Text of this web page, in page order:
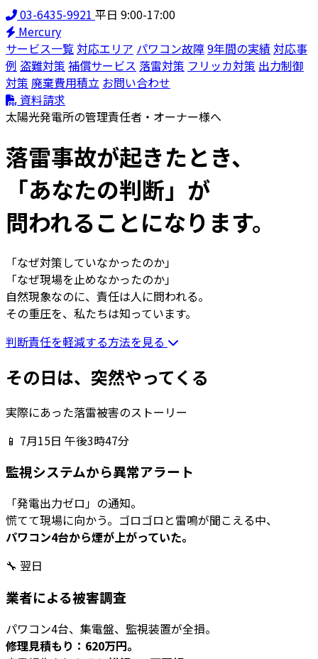
03-6435-9921 平日 9:00-17:00
Mercury
サービス一覧対応エリア パワコン故障9年間の実績対応事
例 盗難対策 補償サービス 落雷対策 フリッカ対策 出力制御
対策 廃棄費用積立 お問い合わせ
資料請求
太陽光発電所の管理責任者・オーナー様へ
落雷事故が起きたとき、
「あなたの判断」 が
問われることになります。
「なぜ対策していなかったのか」
「なぜ現場を止めなかったのか」
自然現象なのに、責任は人に問われる。
その重圧を、私たちは知っています。
判断責任を軽減する方法を見る
その日は、突然やってくる
実際にあった落雷被害のストーリー
📱 7月15日 午後3時47分
監視システムから異常アラート
「発電出力ゼロ」の通知。
慌てて現場に向かう。ゴロゴロと雷鳴が聞こえる中、
パワコン4台から煙が上がっていた。
🔧 翌日
業者による被害調査
パワコン4台、集電盤、監視装置が全損。
修理見積もり：620万円。